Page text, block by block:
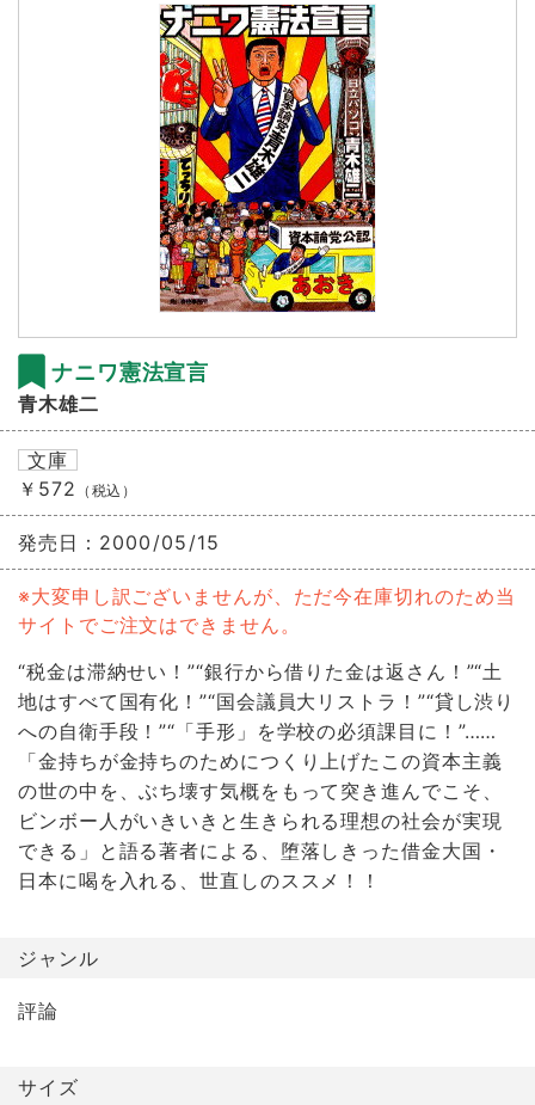
ナニワ憲法宣言
青木雄二
文庫
￥572 （税込）
発売日： 2000/05/15
※大変申し訳ございませんが、ただ今在庫切れのため当
サイトでご注文はできません。
“税金は滞納せい！”“銀行から借りた金は返さん！”“土
地はすべて国有化！”“国会議員大リストラ！”“貸し渋り
への自衛手段！”“「手形」を学校の必須課目に！”……
「金持ちが金持ちのためにつくり上げたこの資本主義
の世の中を、ぶち壊す気概をもって突き進んでこそ、
ビンボー人がいきいきと生きられる理想の社会が実現
できる」と語る著者による、堕落しきった借金大国・
日本に喝を入れる、世直しのススメ！！
ジャンル
評論
サイズ